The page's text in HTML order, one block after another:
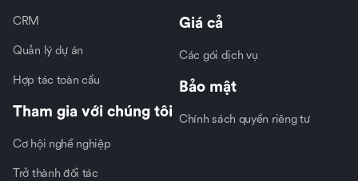
CRM
Quản lý dự án
Hợp tác toàn cầu
Tham gia với chúng tôi
Cơ hội nghề nghiệp
Trở thành đối tác
Giá cả
Các gói dịch vụ
Bảo mật
Chính sách quyền riêng tư